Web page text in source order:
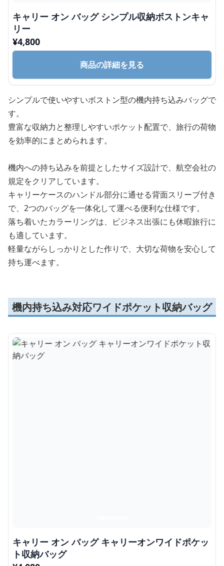
キャリー オン バッグ シンプル収納ボストンキャ
リー
¥4,800
商品の詳細を見る
シンプルで使いやすいボストン型の機内持ち込みバッグで
す。
豊富な収納力と整理しやすいポケット配置で、旅行の荷物
を効率的にまとめられます。
機内への持ち込みを前提としたサイズ設計で、航空会社の
規定をクリアしています。
キャリーケースのハンドル部分に通せる背面スリーブ付き
で、2つのバッグを一体化して運べる便利な仕様です。
落ち着いたカラーリングは、ビジネス出張にも休暇旅行に
も適しています。
軽量ながらしっかりとした作りで、大切な荷物を安心して
持ち運べます。
機内持ち込み対応ワイドポケット収納バッグ
キャリー オン バッグ キャリーオンワイドポケッ
ト収納バッグ